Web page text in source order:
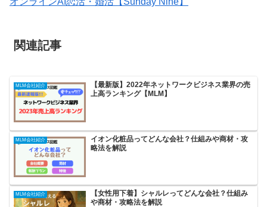
関連記事
MLM会社紹介
【最新版】2022年ネットワークビジネス業界の売
上高ランキング【MLM】
MLM会社紹介
イオン化粧品ってどんな会社？仕組みや商材・攻
略法を解説
MLM会社紹介
【女性用下着】シャルレってどんな会社？仕組み
や商材・攻略法を解説